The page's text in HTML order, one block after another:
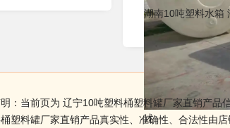
述
湖南10吨塑料水箱
：当前页为 辽宁10吨塑料桶塑料罐厂家直销产
塑料罐厂家直销产品真实性、准确性、合法性由